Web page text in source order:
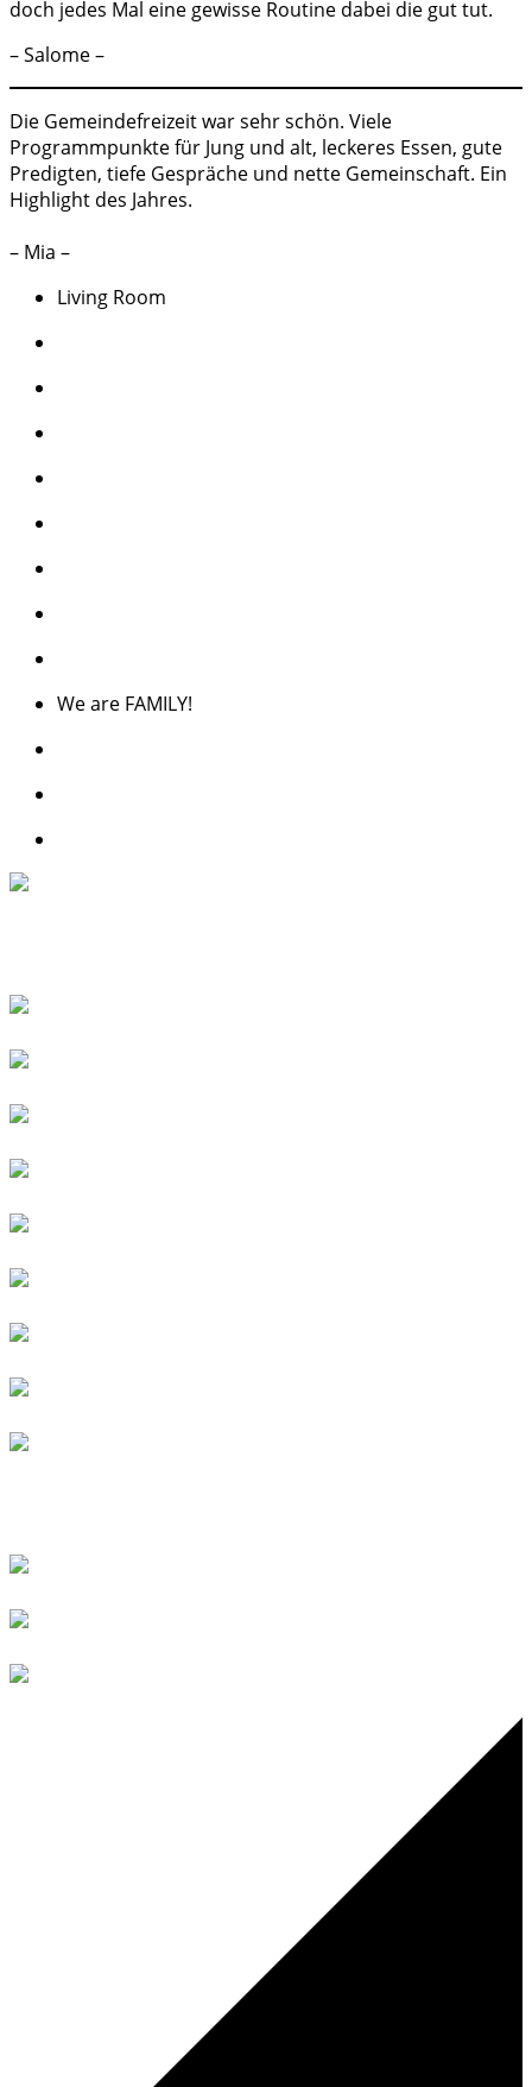
doch jedes Mal eine gewisse Routine dabei die gut tut.
– Salome –
Die Gemeindefreizeit war sehr schön. Viele
Programmpunkte für Jung und alt, leckeres Essen, gute
Predigten, tiefe Gespräche und nette Gemeinschaft. Ein
Highlight des Jahres.
– Mia –
Living Room
We are FAMILY!